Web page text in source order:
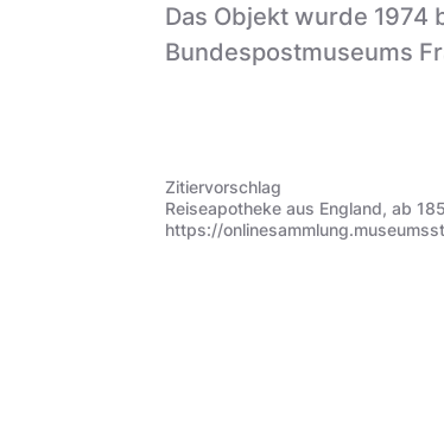
Das Objekt wurde 1974
Bundespostmuseums
Zitiervorschlag
Reiseapotheke aus England, ab
https://